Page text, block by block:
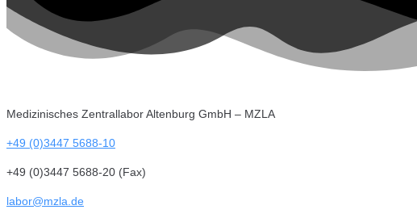
Medizinisches Zentrallabor Altenburg GmbH – MZLA
+49 (0)3447 5688-10
+49 (0)3447 5688-20 (Fax)
labor@mzla.de